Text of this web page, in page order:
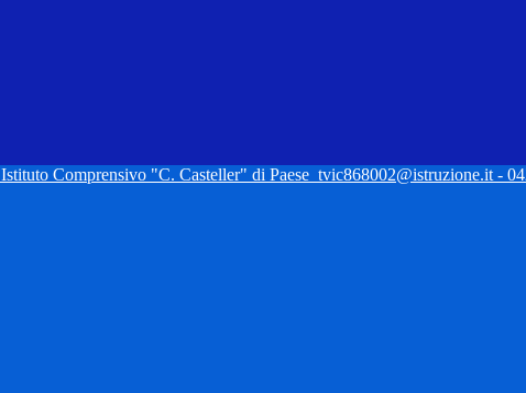
Istituto Comprensivo "C. Casteller" di Paese tvic868002@istruzione.it -